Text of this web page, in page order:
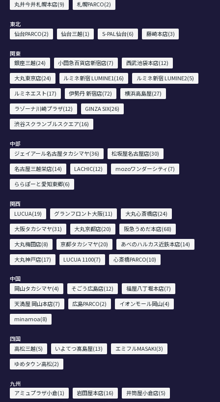
丸井今井札幌本店(9) 札幌PARCO(2)
東北
仙台PARCO(2)
仙台三越(1) S-PAL仙台(6) 藤崎本店(3)
関東
銀座三越(24)
小田急百貨店新宿店(7)
西武池袋本店(12)
大丸東京店(24)
ルミネ新宿 LUMINE1(16)
ルミネ新宿 LUMINE2(5)
ルミネエスト(17)
伊勢丹 新宿店(72)
横浜高島屋(27)
ラゾーナ川崎プラザ(12)
GINZA SIX(26)
渋谷スクランブルスクエア(16)
中部
ジェイアール名古屋タカシマヤ(36)
松坂屋名古屋店(30)
名古屋三越栄店(14)
LACHIC(12)
mozoワンダーシティ(7)
ららぽーと愛知東郷(6)
関西
LUCUA(19)
グランフロント大阪(11)
大丸心斎橋店(24)
大阪タカシマヤ(31)
大丸京都店(20)
阪急うめだ本店(68)
大丸梅田店(8)
京都タカシマヤ(20)
あべのハルカス近鉄本店(14)
大丸神戸店(17)
LUCUA 1100(7) 心斎橋PARCO(10)
中国
岡山タカシマヤ(4)
そごう広島店(12)
福屋八丁堀本店(7)
天満屋 岡山本店(7)
広島PARCO(2)
イオンモール岡山(4)
minamoa(8)
四国
高松三越(5)
いよてつ髙島屋(13)
エミフルMASAKI(3)
ゆめタウン高松(2)
九州
アミュプラザ小倉(1)
岩田屋本店(16)
井筒屋小倉店(5)